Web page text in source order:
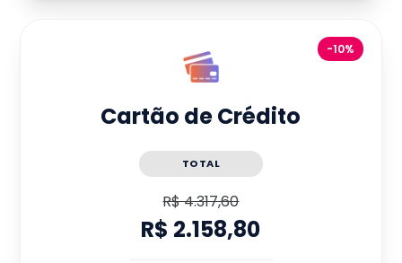
-10%
Cartão de Crédito
TOTAL
R$ 4.317,60
R$ 2.158,80